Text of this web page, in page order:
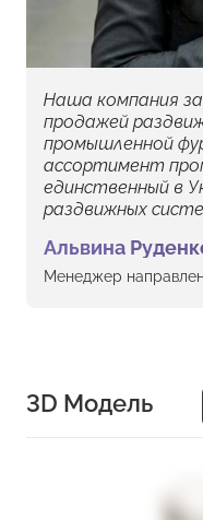
Наша компания
продажей
промышленной
ассортимент
единственный в
раздвижных
Альвина
Менеджер
3D Модель